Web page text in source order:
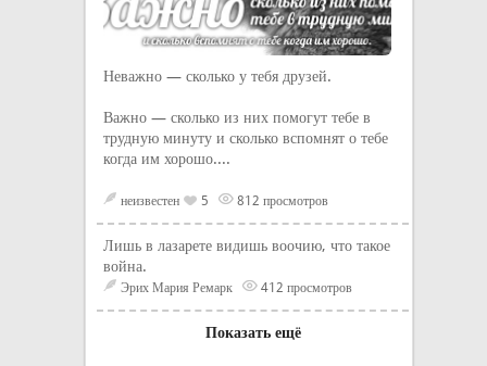
Неважно — сколько у тебя друзей.
Важно — сколько из них помогут тебе в
трудную минуту и сколько вспомнят о тебе
когда им хорошо....
неизвестен 5 812 просмотров
Лишь в лазарете видишь воочию, что такое
война.
Эрих Мария Ремарк 412 просмотров
Показать ещё